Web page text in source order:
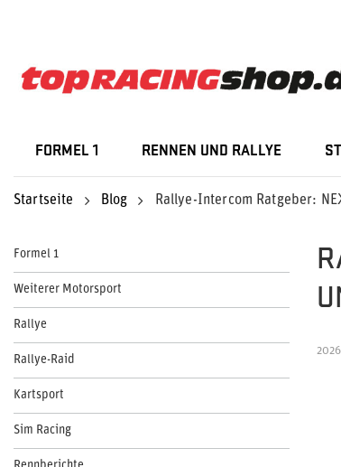
FORMEL 1 RENNEN UND RALLYE
Startseite Blog Rallye-Intercom Ratgeber:
Formel 1
Weiterer Motorsport
Rallye
Rallye-Raid
Kartsport
Sim Racing